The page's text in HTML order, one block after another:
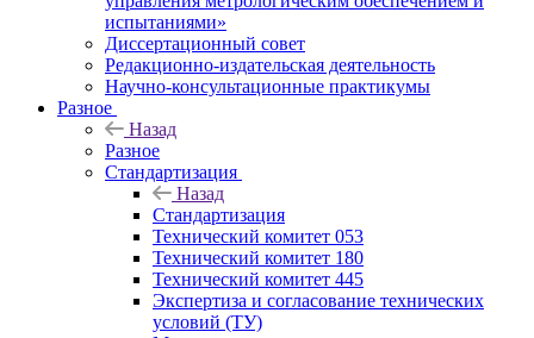
испытаниями»
Диссертационный совет
Редакционно-издательская деятельность
Научно-консультационные практикумы
Разное
Назад
Разное
Стандартизация
Назад
Стандартизация
Технический комитет 053
Технический комитет 180
Технический комитет 445
Экспертиза и согласование технических
условий (ТУ)